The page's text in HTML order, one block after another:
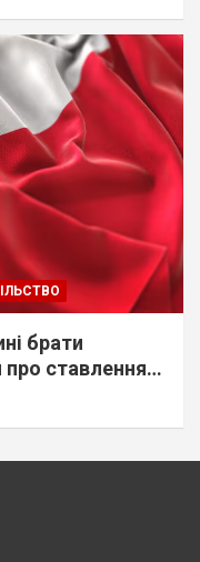
брати
ставлення